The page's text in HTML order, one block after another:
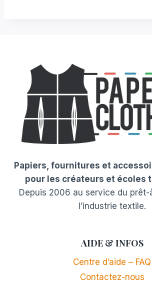
Papiers, fournitures et
pour les créateurs et écoles
Depuis 2006 au service du
l’industrie textile.
AIDE & INFOS
Centre d’aide – FAQ
Contactez-nous